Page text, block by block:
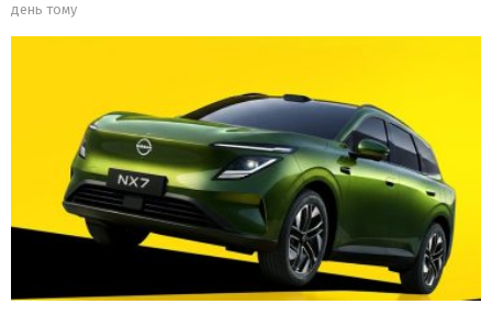
день тому